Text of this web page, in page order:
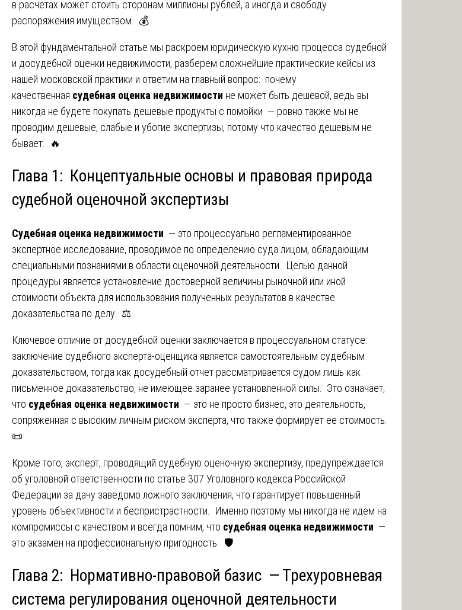
в расчетах может стоить сторонам миллионы рублей, а иногда и свободу
распоряжения имуществом. 💰
В этой фундаментальной статье мы раскроем юридическую кухню процесса судебной
и досудебной оценки недвижимости, разберем сложнейшие практические кейсы из
нашей московской практики и ответим на главный вопрос: почему
качественная судебная оценка недвижимости не может быть дешевой, ведь вы
никогда не будете покупать дешевые продукты с помойки — ровно также мы не
проводим дешевые, слабые и убогие экспертизы, потому что качество дешевым не
бывает. 🔥
Глава 1: Концептуальные основы и правовая природа
судебной оценочной экспертизы
Судебная оценка недвижимости — это процессуально регламентированное
экспертное исследование, проводимое по определению суда лицом, обладающим
специальными познаниями в области оценочной деятельности. Целью данной
процедуры является установление достоверной величины рыночной или иной
стоимости объекта для использования полученных результатов в качестве
доказательства по делу. ⚖️
Ключевое отличие от досудебной оценки заключается в процессуальном статусе:
заключение судебного эксперта-оценщика является самостоятельным судебным
доказательством, тогда как досудебный отчет рассматривается судом лишь как
письменное доказательство, не имеющее заранее установленной силы. Это означает,
что судебная оценка недвижимости — это не просто бизнес, это деятельность,
сопряженная с высоким личным риском эксперта, что также формирует ее стоимость.
📜
Кроме того, эксперт, проводящий судебную оценочную экспертизу, предупреждается
об уголовной ответственности по статье 307 Уголовного кодекса Российской
Федерации за дачу заведомо ложного заключения, что гарантирует повышенный
уровень объективности и беспристрастности. Именно поэтому мы никогда не идем на
компромиссы с качеством и всегда помним, что судебная оценка недвижимости —
это экзамен на профессиональную пригодность. 🛡️
Глава 2: Нормативно-правовой базис — Трехуровневая
система регулирования оценочной деятельности